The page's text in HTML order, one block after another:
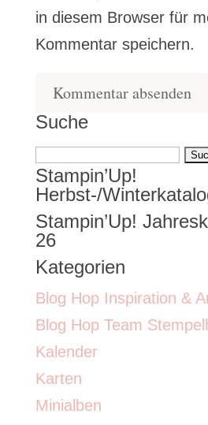
in diesem Browser für
Kommentar speichern.
Suche
Suchen
nach:
Stampin’Up!
Herbst-/
Stampin’Up!
26
Kategorien
Blog Hop Inspiration &
Blog Hop Team
Kalender
Karten
Minialben